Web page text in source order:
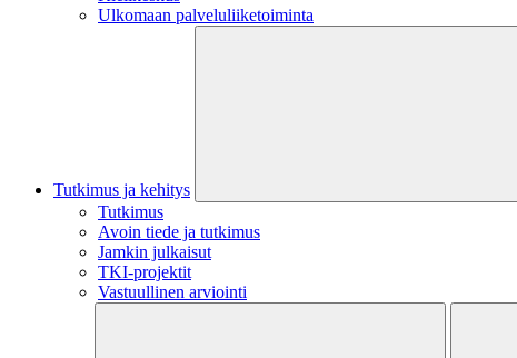
Ulkomaan palveluliiketoiminta
Tutkimus ja kehitys
Tutkimus
Avoin tiede ja tutkimus
Jamkin julkaisut
TKI-projektit
Vastuullinen arviointi